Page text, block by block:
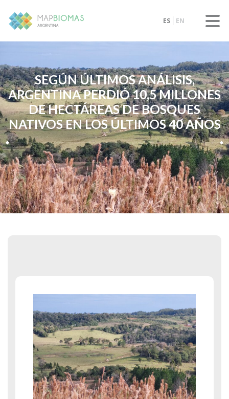
ES EN
SEGÚN ÚLTIMOS ANÁLISIS,
ARGENTINA PERDIÓ 10,5 MILLONES
DE HECTÁREAS DE BOSQUES
NATIVOS EN LOS ÚLTIMOS 40 AÑOS